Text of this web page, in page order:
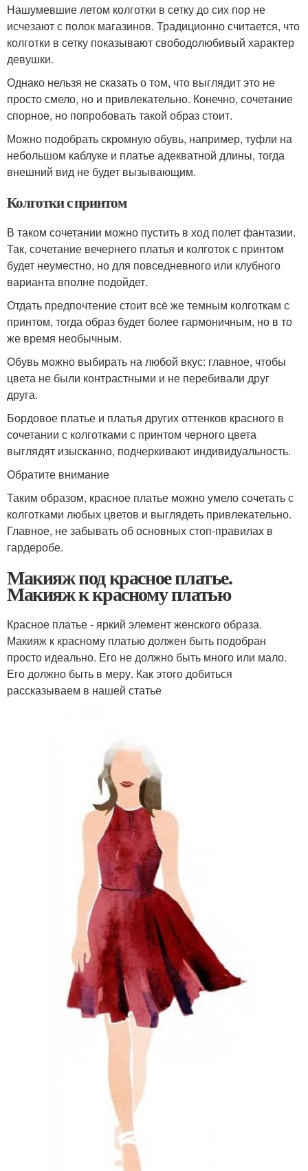
Нашумевшие летом колготки в сетку до сих пор не
исчезают с полок магазинов. Традиционно считается, что
колготки в сетку показывают свободолюбивый характер
девушки.
Однако нельзя не сказать о том, что выглядит это не
просто смело, но и привлекательно. Конечно, сочетание
спорное, но попробовать такой образ стоит.
Можно подобрать скромную обувь, например, туфли на
небольшом каблуке и платье адекватной длины, тогда
внешний вид не будет вызывающим.
Колготки с принтом
В таком сочетании можно пустить в ход полет фантазии.
Так, сочетание вечернего платья и колготок с принтом
будет неуместно, но для повседневного или клубного
варианта вполне подойдет.
Отдать предпочтение стоит всё же темным колготкам с
принтом, тогда образ будет более гармоничным, но в то
же время необычным.
Обувь можно выбирать на любой вкус: главное, чтобы
цвета не были контрастными и не перебивали друг
друга.
Бордовое платье и платья других оттенков красного в
сочетании с колготками с принтом черного цвета
выглядят изысканно, подчеркивают индивидуальность.
Обратите внимание
Таким образом, красное платье можно умело сочетать с
колготками любых цветов и выглядеть привлекательно.
Главное, не забывать об основных стоп-правилах в
гардеробе.
Макияж под красное платье.
Макияж к красному платью
Красное платье - яркий элемент женского образа.
Макияж к красному платью должен быть подобран
просто идеально. Его не должно быть много или мало.
Его должно быть в меру. Как этого добиться
рассказываем в нашей статье